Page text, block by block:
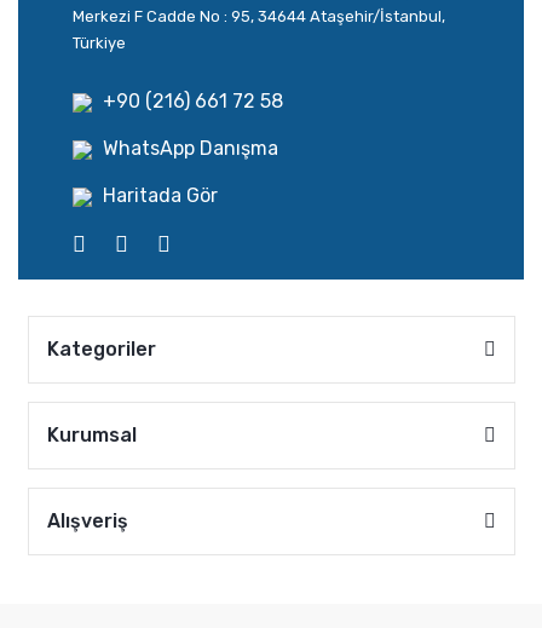
Merkezi F Cadde No : 95, 34644 Ataşehir/İstanbul,
Türkiye
+90 (216) 661 72 58
WhatsApp Danışma
Haritada Gör
Kategoriler
Kurumsal
Alışveriş